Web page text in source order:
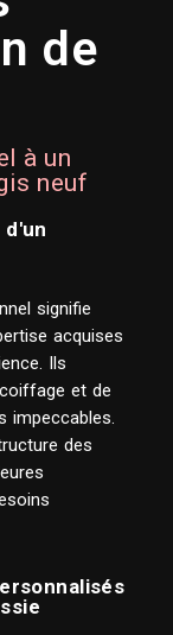
de
à un
neuf
signifie
acquises
Ils
et de
impeccables.
des